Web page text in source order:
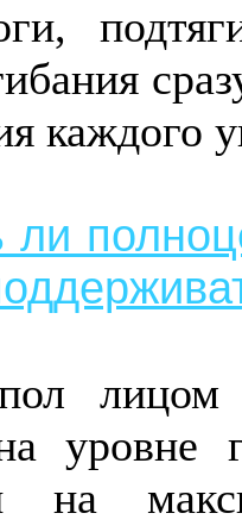
каждого
ли
лицом
уровне
на